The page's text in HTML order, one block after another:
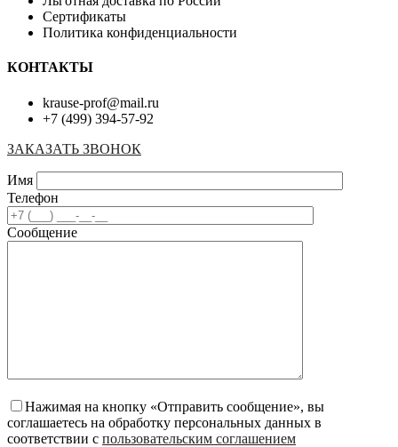
Сертификаты
Политика конфиденциальности
КОНТАКТЫ
krause-prof@mail.ru
+7 (499) 394-57-92
ЗАКАЗАТЬ ЗВОНОК
Имя
Телефон
Сообщение
Нажимая на кнопку «Отправить сообщение», вы
соглашаетесь на обработку персональных данных в
соответствии с пользовательским соглашением